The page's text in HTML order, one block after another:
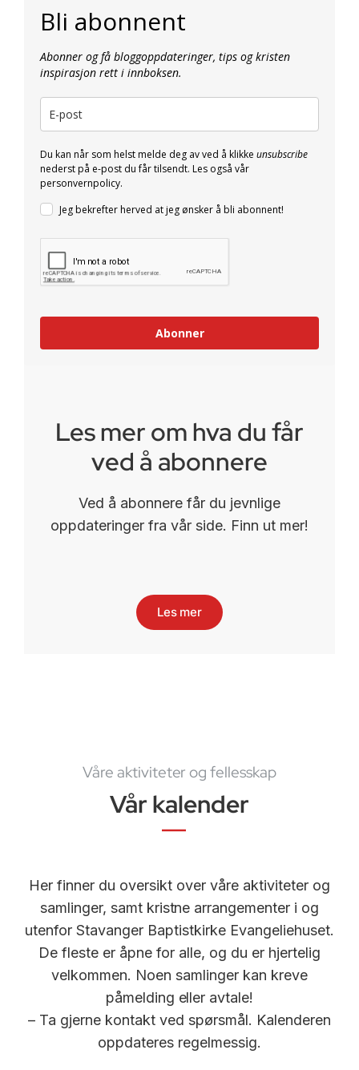
Bli abonnent
Abonner og få bloggoppdateringer, tips og kristen
inspirasjon rett i innboksen.
Du kan når som helst melde deg av ved å klikke unsubscribe
nederst på e-post du får tilsendt. Les også vår
personvernpolicy.
Jeg bekrefter herved at jeg ønsker å bli abonnent!
Abonner
Les mer om hva du får
ved å abonnere
Ved å abonnere får du jevnlige
oppdateringer fra vår side. Finn ut mer!
Les mer
Våre aktiviteter og fellesskap
Vår kalender
Her finner du oversikt over våre aktiviteter og
samlinger, samt kristne arrangementer i og
utenfor Stavanger Baptistkirke Evangeliehuset.
De fleste er åpne for alle, og du er hjertelig
velkommen. Noen samlinger kan kreve
påmelding eller avtale!
– Ta gjerne kontakt ved spørsmål. Kalenderen
oppdateres regelmessig.